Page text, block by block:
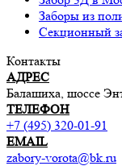
Заборы из
Секционный
Контакты
АДРЕС
Балашиха, шоссе
ТЕЛЕФОН
+7 (495) 320-01-91
EMAIL
zabory-vorota@bk.ru